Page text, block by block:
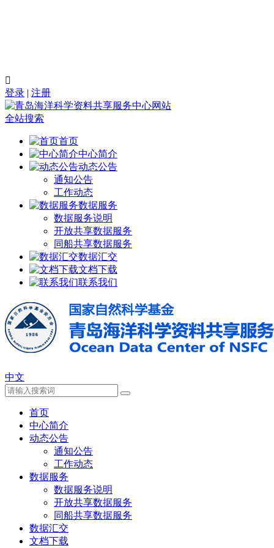

登录 | 注册
全站搜索
首页
中心简介
动态公告
通知公告
工作动态
数据服务
数据服务说明
开放共享数据服务
同船共享数据服务
数据汇交
文档下载
联系我们
中文
首页
中心简介
动态公告
通知公告
工作动态
数据服务
数据服务说明
开放共享数据服务
同船共享数据服务
数据汇交
文档下载